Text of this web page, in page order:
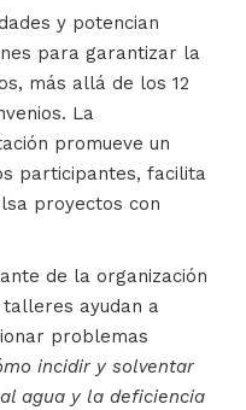
y potencian
para garantizar la
más allá de los 12
La
promueve un
participantes, facilita
proyectos con
de la organización
ayudan a
problemas
incidir y solventar
agua y la deficiencia